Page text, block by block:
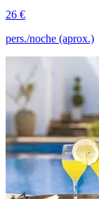
26 €
pers./noche (aprox.)